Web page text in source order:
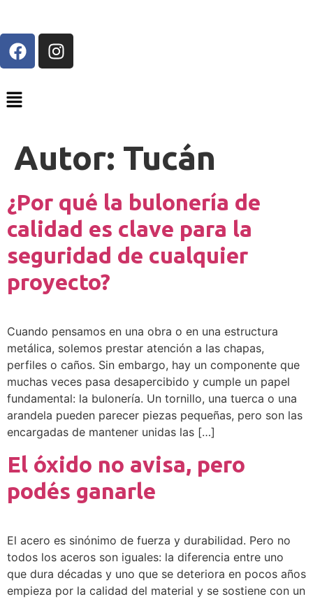
Autor: Tucán
¿Por qué la bulonería de
calidad es clave para la
seguridad de cualquier
proyecto?
Cuando pensamos en una obra o en una estructura
metálica, solemos prestar atención a las chapas,
perfiles o caños. Sin embargo, hay un componente que
muchas veces pasa desapercibido y cumple un papel
fundamental: la bulonería. Un tornillo, una tuerca o una
arandela pueden parecer piezas pequeñas, pero son las
encargadas de mantener unidas las […]
El óxido no avisa, pero
podés ganarle
El acero es sinónimo de fuerza y durabilidad. Pero no
todos los aceros son iguales: la diferencia entre uno
que dura décadas y uno que se deteriora en pocos años
empieza por la calidad del material y se sostiene con un